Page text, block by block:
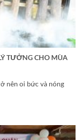
TƯỞNG CHO MÙA
nên oi bức và nóng